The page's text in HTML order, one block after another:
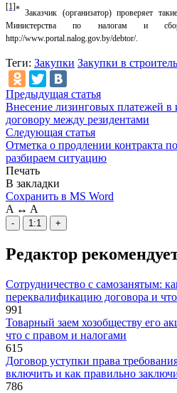
[1]* Заказчик (организатор) проверяет
Министерства по налогам и
http://www.portal.nalog.gov.by/debtor/.
Теги: Закупки Закупки в
Предыдущая статья
Внесение лизинговых платежей в
договору между резидентами
Следующая статья
Отметка о продлении контракта
разбираем ситуацию
Печать
В закладки
Сохранить в MS Word
A ↔ A
- 1:1 +
Редактор
Сотрудничество с самозанятым:
переквалификацию договора и
991
Товарный заем хозобществу его
что с правом и налогами
615
Договор уступки права
включить и как правильно
786